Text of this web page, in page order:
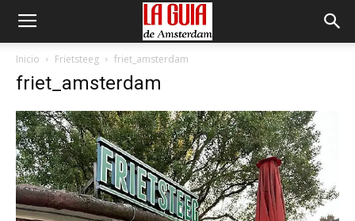
Inicio Frietsteeg friet_amsterdam
friet_amsterdam